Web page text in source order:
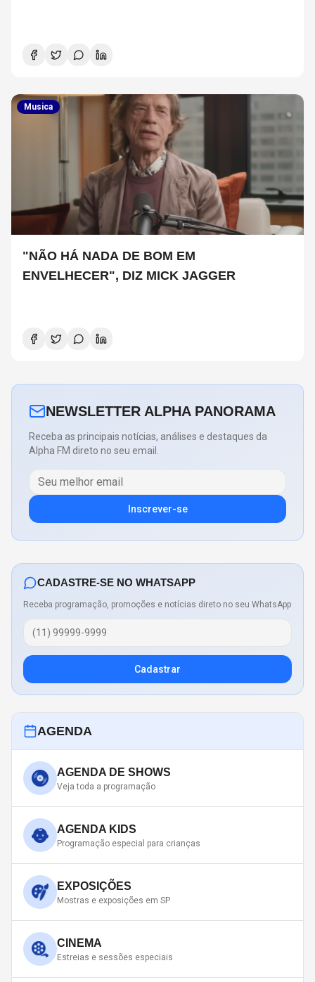
Musica
"NÃO HÁ NADA DE BOM EM
ENVELHECER", DIZ MICK JAGGER
NEWSLETTER ALPHA PANORAMA
Receba as principais notícias, análises e destaques da
Alpha FM direto no seu email.
Inscrever-se
CADASTRE-SE NO WHATSAPP
Receba programação, promoções e notícias direto no seu WhatsApp
Cadastrar
AGENDA
AGENDA DE SHOWS
Veja toda a programação
AGENDA KIDS
Programação especial para crianças
EXPOSIÇÕES
Mostras e exposições em SP
CINEMA
Estreias e sessões especiais